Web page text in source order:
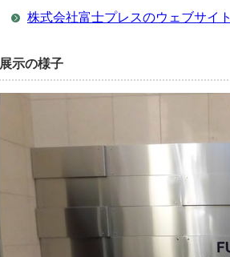
株式会社富士プレスのウェブサイト
展示の様子